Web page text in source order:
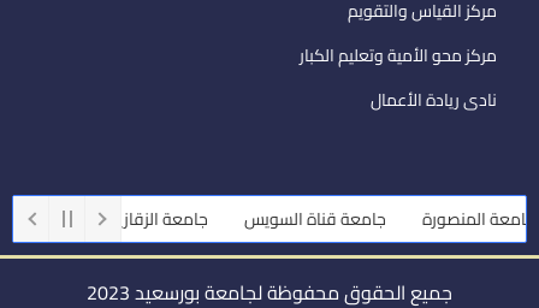
مركز القياس والتقويم
مركز محو الأمية وتعليم الكبار
نادى ريادة الأعمال
المنصورة جامعة قناة السويس جامعة الزقازيق جامعة
جميع الحقوق محفوظة لجامعة بورسعيد 2023